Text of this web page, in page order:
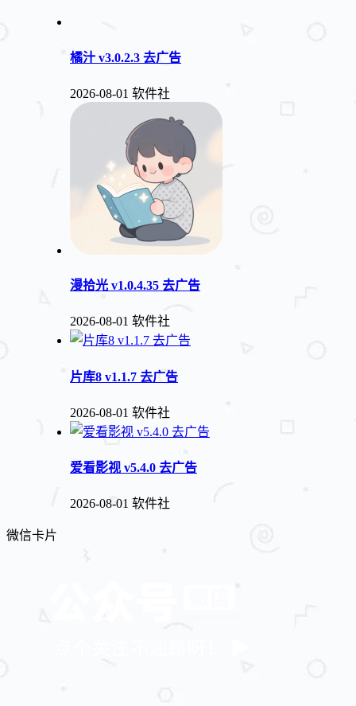
橘汁 v3.0.2.3 去广告
2026-08-01 软件社
漫拾光 v1.0.4.35 去广告
2026-08-01 软件社
片库8 v1.1.7 去广告
2026-08-01 软件社
爱看影视 v5.4.0 去广告
2026-08-01 软件社
微信卡片